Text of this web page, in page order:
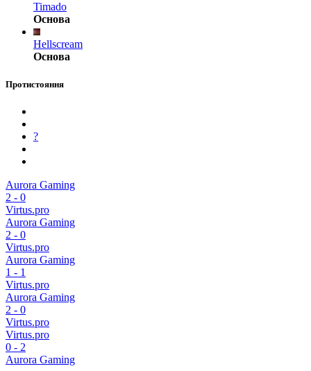
Timado
Основа
Hellscream
Основа
Протистояння
?
Aurora Gaming
2 - 0
Virtus.pro
Aurora Gaming
2 - 0
Virtus.pro
Aurora Gaming
1 - 1
Virtus.pro
Aurora Gaming
2 - 0
Virtus.pro
Virtus.pro
0 - 2
Aurora Gaming